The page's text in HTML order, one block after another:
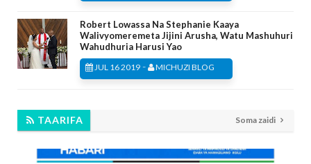
Robert Lowassa Na Stephanie Kaaya
Walivyomeremeta Jijini Arusha, Watu Mashuhuri
Wahudhuria Harusi Yao
JUL 16 2019 - MICHUZI BLOG
TAARIFA Soma zaidi